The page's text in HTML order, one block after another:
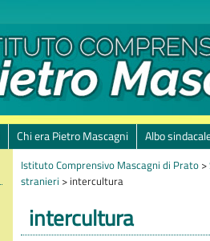
Chi era Pietro Mascagni Albo
Istituto Comprensivo Mascagni di Prato>
stranieri > intercultura
intercultura